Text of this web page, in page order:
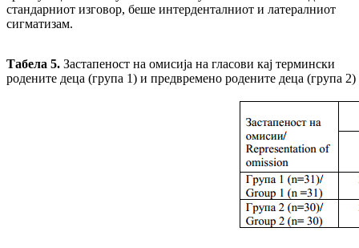
стандарниот изговор, беше интерденталниот и латералниот
сигматизам.
Табела 5. Застапеност на омисија на гласови кај термински
родените деца (група 1) и предвремено родените деца (група 2)